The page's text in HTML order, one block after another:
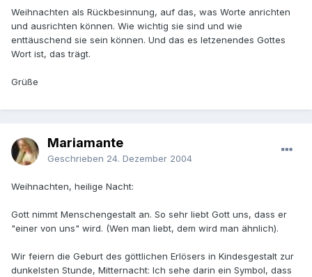
Weihnachten als Rückbesinnung, auf das, was Worte anrichten
und ausrichten können. Wie wichtig sie sind und wie
enttäuschend sie sein können. Und das es letzenendes Gottes
Wort ist, das trägt.
Grüße
Mariamante
Geschrieben 24. Dezember 2004
Weihnachten, heilige Nacht:
Gott nimmt Menschengestalt an. So sehr liebt Gott uns, dass er
"einer von uns" wird. (Wen man liebt, dem wird man ähnlich).
Wir feiern die Geburt des göttlichen Erlösers in Kindesgestalt zur
dunkelsten Stunde, Mitternacht: Ich sehe darin ein Symbol, dass